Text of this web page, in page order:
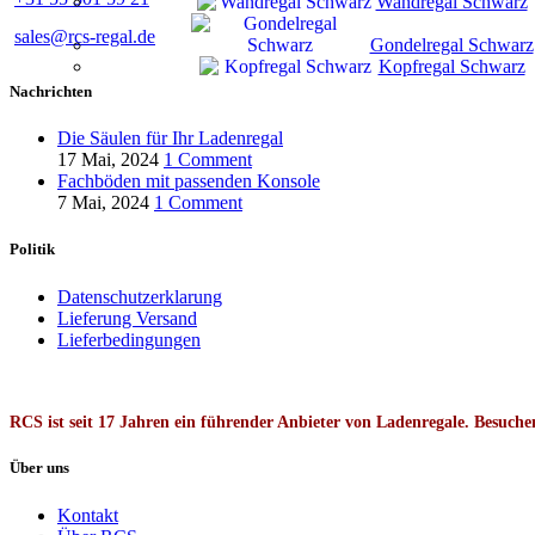
Gondelregal Schwarz
Kopfregal Schwarz
sales@rcs-regal.de
Nachrichten
Die Säulen für Ihr Ladenregal
17 Mai, 2024 1 Comment
Fachböden mit passenden Konsole
7 Mai, 2024 1 Comment
Politik
Datenschutzerklarung
Lieferung Versand
Lieferbedingungen
RCS ist seit 17 Jahren ein führender Anbieter von Ladenregale.
Über uns
Kontakt